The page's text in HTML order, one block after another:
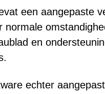
een aangepaste
normale
en
echter